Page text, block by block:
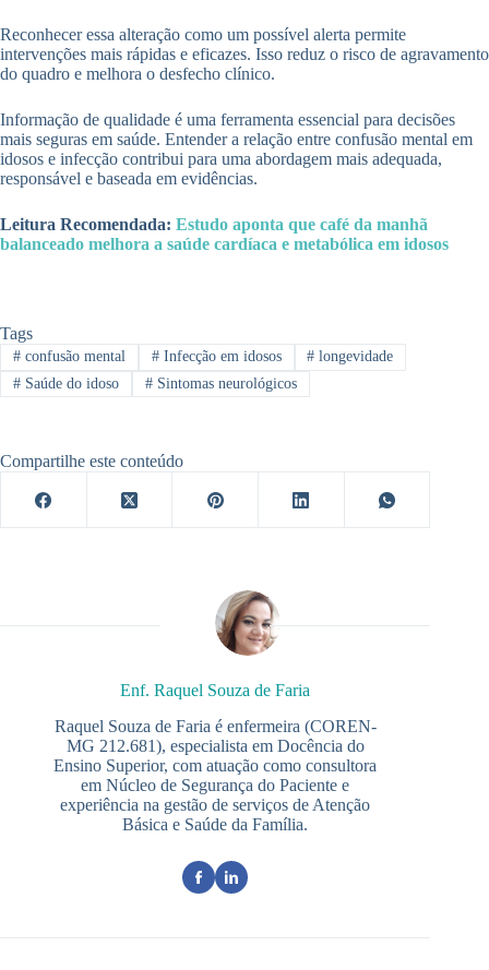
Reconhecer essa alteração como um possível alerta permite
intervenções mais rápidas e eficazes. Isso reduz o risco de agravamento
do quadro e melhora o desfecho clínico.
Informação de qualidade é uma ferramenta essencial para decisões
mais seguras em saúde. Entender a relação entre confusão mental em
idosos e infecção contribui para uma abordagem mais adequada,
responsável e baseada em evidências.
Leitura Recomendada: Estudo aponta que café da manhã
balanceado melhora a saúde cardíaca e metabólica em idosos
Tags
#confusão mental #Infecção em idosos # longevidade
#Saúde do idoso #Sintomas neurológicos
Compartilhe este conteúdo
Enf. Raquel Souza de Faria
Raquel Souza de Faria é enfermeira (COREN-
MG 212.681), especialista em Docência do
Ensino Superior, com atuação como consultora
em Núcleo de Segurança do Paciente e
experiência na gestão de serviços de Atenção
Básica e Saúde da Família.